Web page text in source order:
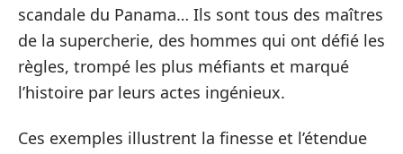
scandale du Panama… Ils sont tous des maîtres
de la supercherie, des hommes qui ont défié les
règles, trompé les plus méfiants et marqué
l’histoire par leurs actes ingénieux.
Ces exemples illustrent la finesse et l’étendue